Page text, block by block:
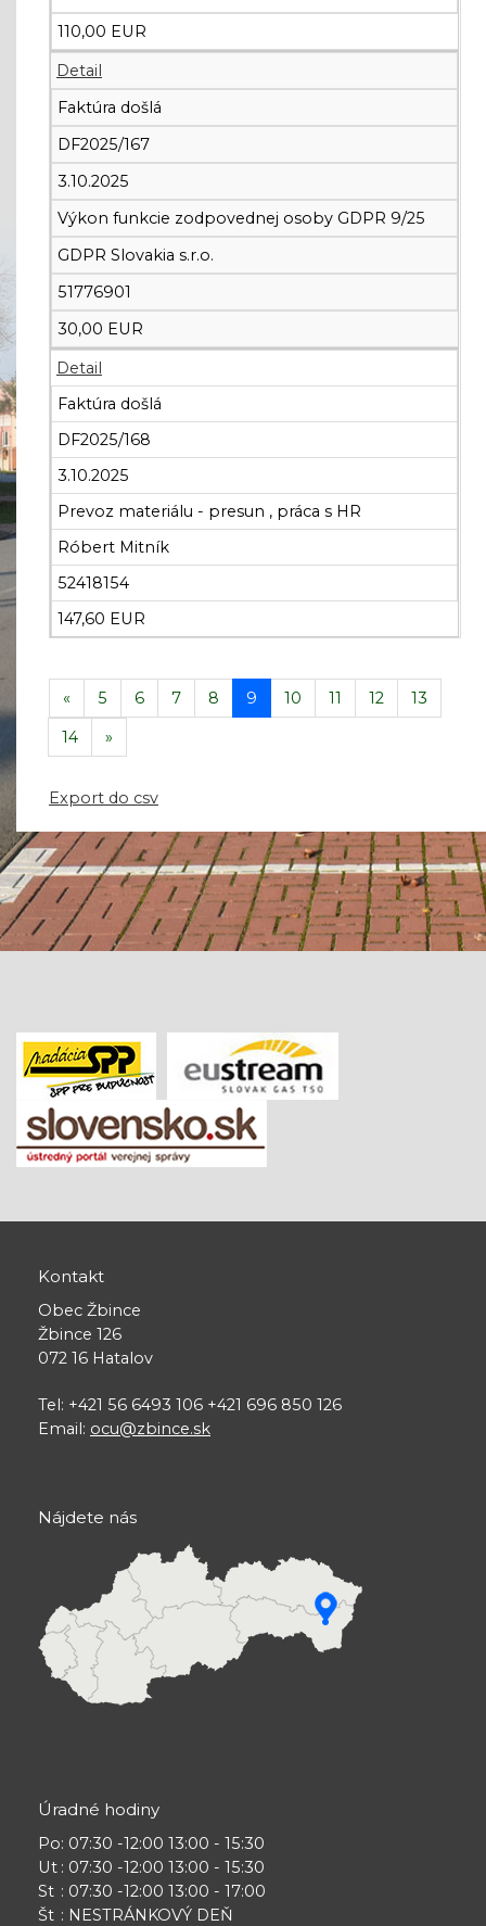
110,00 EUR
Detail
Faktúra došlá
DF2025/167
3.10.2025
Výkon funkcie zodpovednej osoby GDPR 9/25
GDPR Slovakia s.r.o.
51776901
30,00 EUR
Detail
Faktúra došlá
DF2025/168
3.10.2025
Prevoz materiálu - presun , práca s HR
Róbert Mitník
52418154
147,60 EUR
« 5 6 7 8 9 10 11 12
13
14
»
Export do csv
Kontakt
Obec Žbince
Žbince 126
072 16 Hatalov
Tel: +421 56 6493 106 +421 696 850 126
Email: ocu@zbince.sk
Nájdete nás
Úradné hodiny
Po
Ut
St
Št
: 07:30 -12:00 13:00 - 15:30
: 07:30 -12:00 13:00 - 15:30
: 07:30 -12:00 13:00 - 17:00
: NESTRÁNKOVÝ DEŇ